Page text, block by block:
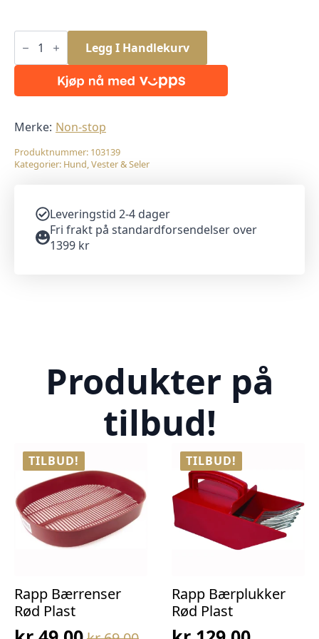
Non-
stop
GPS
antall
Legg I Handlekurv
Merke: Non-stop
Produktnummer: 103139
Kategorier: Hund,Vester & Seler
Leveringstid 2-4 dager
Fri frakt på standardforsendelser over
1399 kr
Produkter på
tilbud!
TILBUD!
Rapp Bærrenser
Rød Plast
TILBUD!
Rapp Bærplukker
Rød Plast